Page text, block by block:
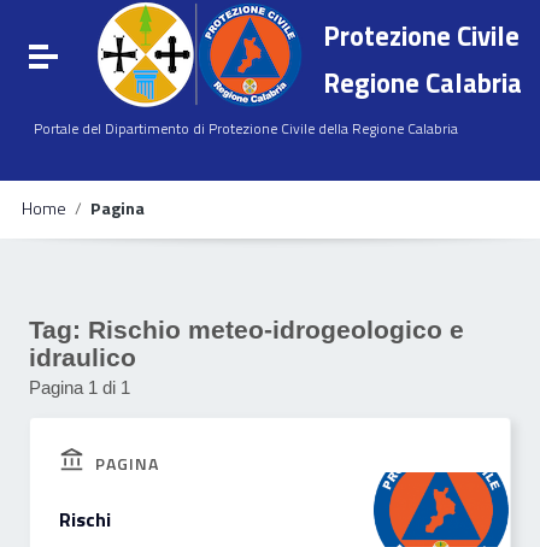
Vai ai contenuti
Vai al menu di navigazione
Vai al footer
Attiva / disattiva la navigazione
Protezione Civile
Regione Calabria
Portale del Dipartimento di Protezione Civile della Regione Calabria
Home / Pagina
Tag: Rischio meteo-idrogeologico e
idraulico
Pagina 1 di 1
PAGINA
Rischi